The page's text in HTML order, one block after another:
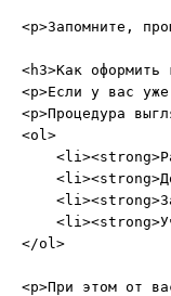
<p>Запомните,
<h3>Как оформить
<p>Если у вас
<p>Процедура
<ol>
</ol>
<p>При этом от